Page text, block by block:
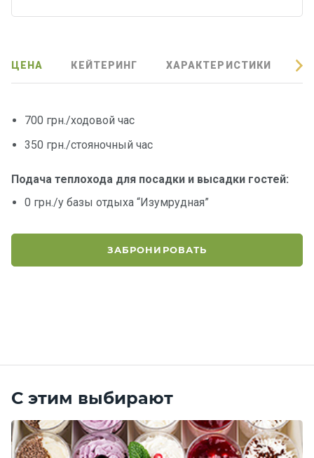
ЦЕНА КЕЙТЕРИНГ ХАРАКТЕРИСТИКИ
700 грн./ходовой час
350 грн./стояночный час
Подача теплохода для посадки и высадки гостей:
0 грн./у базы отдыха “Изумрудная”
ЗАБРОНИРОВАТЬ
С этим выбирают
Отзывы
ы